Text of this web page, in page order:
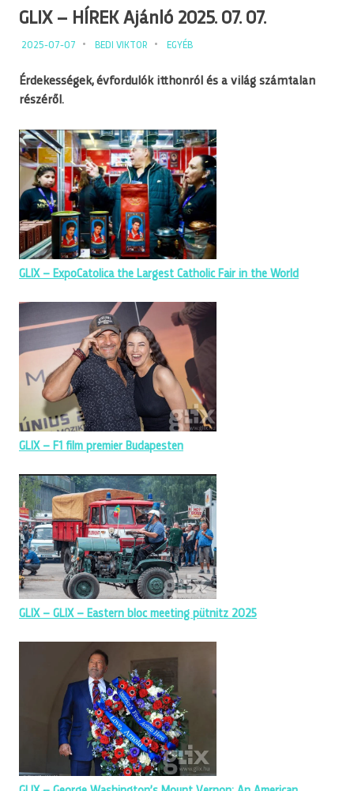
GLIX – HÍREK Ajánló 2025. 07. 07.
2025-07-07 BEDI VIKTOR EGYÉB
Érdekességek, évfordulók itthonról és a világ számtalan
részéről.
GLIX – ExpoCatolica the Largest Catholic Fair in the World
GLIX – F1 film premier Budapesten
GLIX – GLIX – Eastern bloc meeting pütnitz 2025